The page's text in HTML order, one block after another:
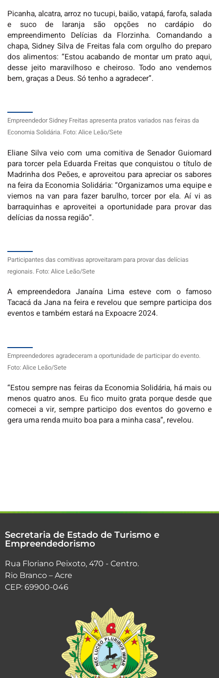
Picanha, alcatra, arroz no tucupi, baião, vatapá, farofa, salada
e suco de laranja são opções no cardápio do
empreendimento Delícias da Florzinha. Comandando a
chapa, Sidney Silva de Freitas fala com orgulho do preparo
dos alimentos: “Estou acabando de montar um prato aqui,
desse jeito maravilhoso e cheiroso. Todo ano vendemos
bem, graças a Deus. Só tenho a agradecer”.
Empreendedor Sidney Freitas apresenta pratos variados nas feiras da
Economia Solidária. Foto: Alice Leão/Sete
Eliane Silva veio com uma comitiva de Senador Guiomard
para torcer pela Eduarda Freitas que conquistou o título de
Madrinha dos Peões, e aproveitou para apreciar os sabores
na feira da Economia Solidária: “Organizamos uma equipe e
viemos na van para fazer barulho, torcer por ela. Aí vi as
barraquinhas e aproveitei a oportunidade para provar das
delícias da nossa região”.
Participantes das comitivas aproveitaram para provar das delícias
regionais. Foto: Alice Leão/Sete
A empreendedora Janaína Lima esteve com o famoso
Tacacá da Jana na feira e revelou que sempre participa dos
eventos e também estará na Expoacre 2024.
Empreendedores agradeceram a oportunidade de participar do evento.
Foto: Alice Leão/Sete
“Estou sempre nas feiras da Economia Solidária, há mais ou
menos quatro anos. Eu fico muito grata porque desde que
comecei a vir, sempre participo dos eventos do governo e
gera uma renda muito boa para a minha casa”, revelou.
Secretaria de Estado de Turismo e
Empreendedorismo
Rua Floriano Peixoto, 470 - Centro.
Rio Branco – Acre
CEP: 69900-046